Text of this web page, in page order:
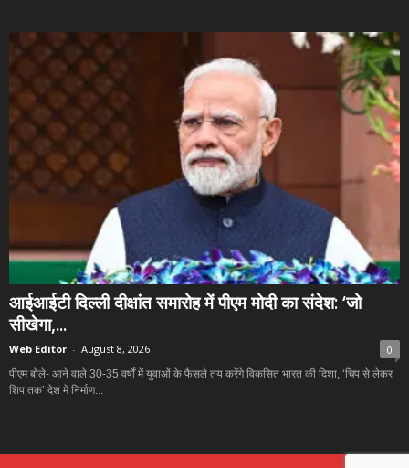
आईआईटी दिल्ली दीक्षांत समारोह में पीएम मोदी का संदेश: ‘जो
सीखेगा,...
Web Editor - August 8, 2026 0
पीएम बोले- आने वाले 30-35 वर्षों में युवाओं के फैसले तय करेंगे विकसित भारत की दिशा, ‘चिप से लेकर
शिप तक’ देश में निर्माण...